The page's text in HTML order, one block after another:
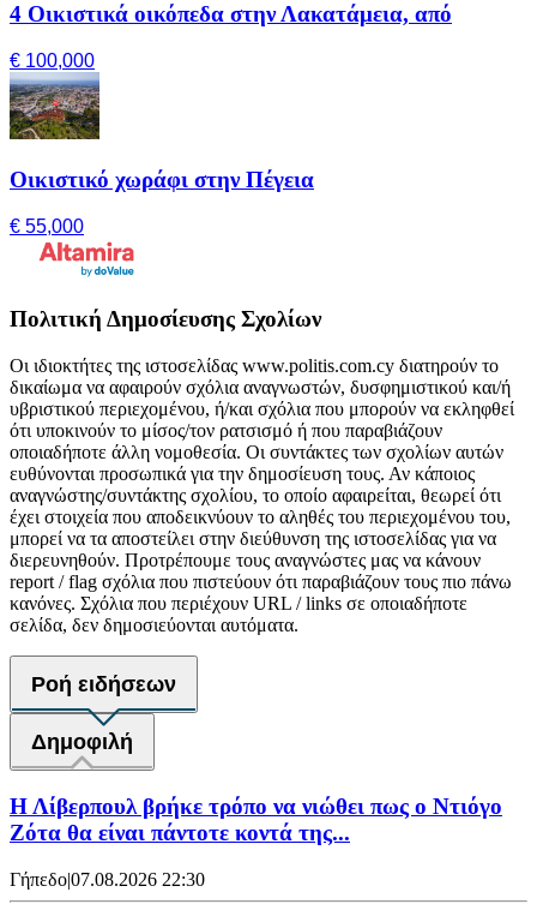
4 Οικιστικά οικόπεδα στην Λακατάμεια, από
€ 100,000
Οικιστικό χωράφι στην Πέγεια
€ 55,000
Πολιτική Δημοσίευσης Σχολίων
Οι ιδιοκτήτες της ιστοσελίδας www.politis.com.cy διατηρούν το
δικαίωμα να αφαιρούν σχόλια αναγνωστών, δυσφημιστικού και/ή
υβριστικού περιεχομένου, ή/και σχόλια που μπορούν να εκληφθεί
ότι υποκινούν το μίσος/τον ρατσισμό ή που παραβιάζουν
οποιαδήποτε άλλη νομοθεσία. Οι συντάκτες των σχολίων αυτών
ευθύνονται προσωπικά για την δημοσίευση τους. Αν κάποιος
αναγνώστης/συντάκτης σχολίου, το οποίο αφαιρείται, θεωρεί ότι
έχει στοιχεία που αποδεικνύουν το αληθές του περιεχομένου του,
μπορεί να τα αποστείλει στην διεύθυνση της ιστοσελίδας για να
διερευνηθούν. Προτρέπουμε τους αναγνώστες μας να κάνουν
report / flag σχόλια που πιστεύουν ότι παραβιάζουν τους πιο πάνω
κανόνες. Σχόλια που περιέχουν URL / links σε οποιαδήποτε
σελίδα, δεν δημοσιεύονται αυτόματα.
Ροή ειδήσεων
Δημοφιλή
Η Λίβερπουλ βρήκε τρόπο να νιώθει πως ο Ντιόγο
Ζότα θα είναι πάντοτε κοντά της...
Γήπεδο|07.08.2026 22:30